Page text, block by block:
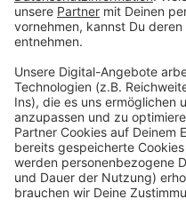
grünes
grünen
grüne Farbe und
3
Sternform:Einfach
Laternenstab inkl.
Vielleicht soll euer Dino
kunterbunt werden?
Grenzen gesetzt! Mit